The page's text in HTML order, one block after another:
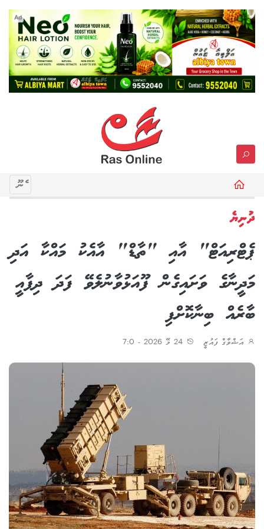
Ad
މެނޫ
ދުނިޔެ
ޕެޓްރިއަޓް" އާއި "ތާޑް" އާއެކު މައްކާ އަދި
މަދީނާގެ ވަށައިގެން ފޫއަޅުވާނުލެވޭ ފަދަ ދިފާއީ
ބާރެއް ބިނާކޮށްފި
އަޝްވާގް ފައުޒީ